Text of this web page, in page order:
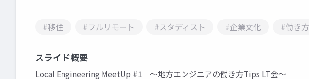
#移住 #フルリモート #スタディスト #企業文化 #働き方
スライド概要
Local Engineering MeetUp #1 ～地方エンジニアの働き方Tips LT会～